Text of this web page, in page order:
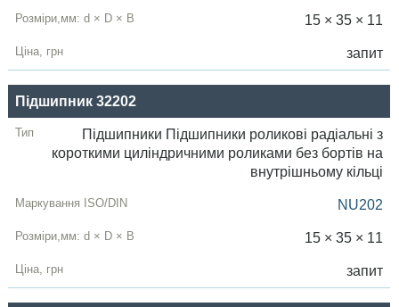
15 × 35 × 11
запит
Підшипник 32202
Підшипники Підшипники роликові радіальні з
короткими циліндричними роликами без бортів на
внутрішньому кільці
NU202
15 × 35 × 11
запит